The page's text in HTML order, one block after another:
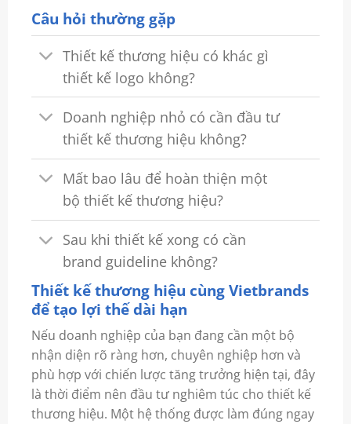
Câu hỏi thường gặp
Thiết kế thương hiệu có khác gì
thiết kế logo không?
Doanh nghiệp nhỏ có cần đầu tư
thiết kế thương hiệu không?
Mất bao lâu để hoàn thiện một
bộ thiết kế thương hiệu?
Sau khi thiết kế xong có cần
brand guideline không?
Thiết kế thương hiệu cùng Vietbrands
để tạo lợi thế dài hạn
Nếu doanh nghiệp của bạn đang cần một bộ
nhận diện rõ ràng hơn, chuyên nghiệp hơn và
phù hợp với chiến lược tăng trưởng hiện tại, đây
là thời điểm nên đầu tư nghiêm túc cho thiết kế
thương hiệu. Một hệ thống được làm đúng ngay